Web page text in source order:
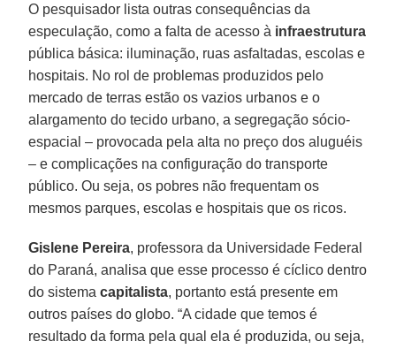
O pesquisador lista outras consequências da
especulação, como a falta de acesso à infraestrutura
pública básica: iluminação, ruas asfaltadas, escolas e
hospitais. No rol de problemas produzidos pelo
mercado de terras estão os vazios urbanos e o
alargamento do tecido urbano, a segregação sócio-
espacial – provocada pela alta no preço dos aluguéis
– e complicações na configuração do transporte
público. Ou seja, os pobres não frequentam os
mesmos parques, escolas e hospitais que os ricos.
Gislene Pereira, professora da Universidade Federal
do Paraná, analisa que esse processo é cíclico dentro
do sistemacapitalista, portanto está presente em
outros países do globo. “A cidade que temos é
resultado da forma pela qual ela é produzida, ou seja,